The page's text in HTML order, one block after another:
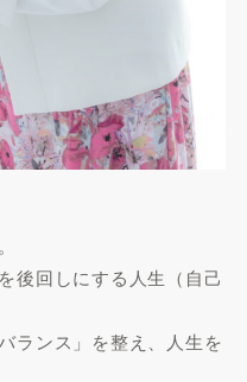
後回しにする人生（自己
ランス」を整え、人生を